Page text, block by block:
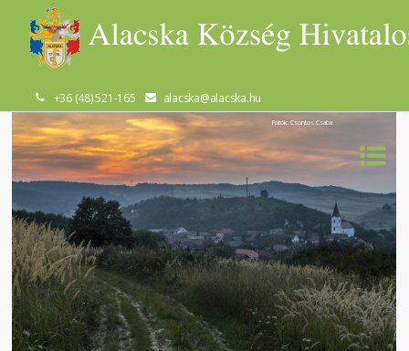
+36 (48) 521-165 alacska@alacska.hu
Fotók: Csontos Csaba